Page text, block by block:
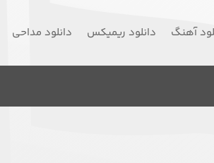
آهنگ دانلود ریمیکس دانلود مداحی